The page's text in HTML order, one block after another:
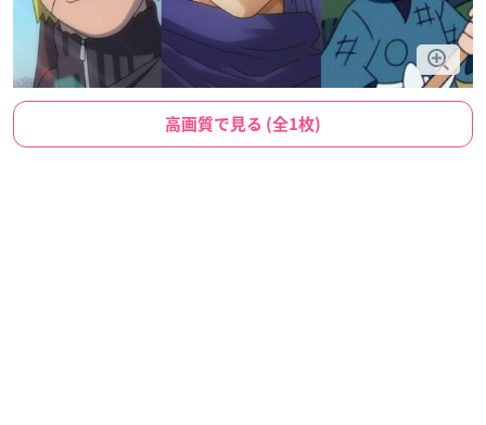
高画質で見る (全1枚)